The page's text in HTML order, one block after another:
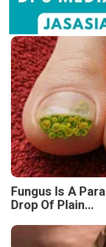
Fungus Is A
Drop Of Plain...